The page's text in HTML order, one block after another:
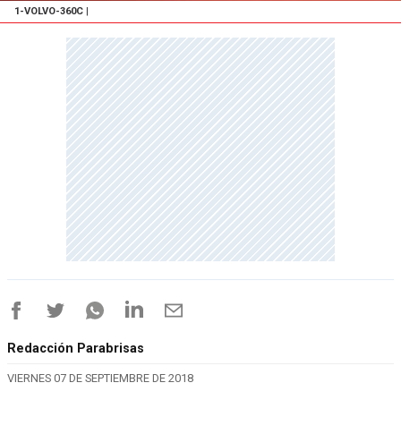
1-VOLVO-360C
Redacción Parabrisas
VIERNES 07 DE SEPTIEMBRE DE 2018